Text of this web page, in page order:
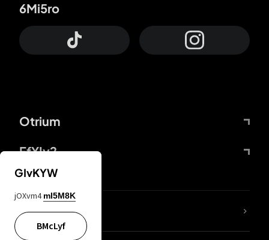
Otrium
FfYIy2
6Mi5ro
KIjvtr
GIvKYW
jOXvm4 mI5M8K
BMcLyf